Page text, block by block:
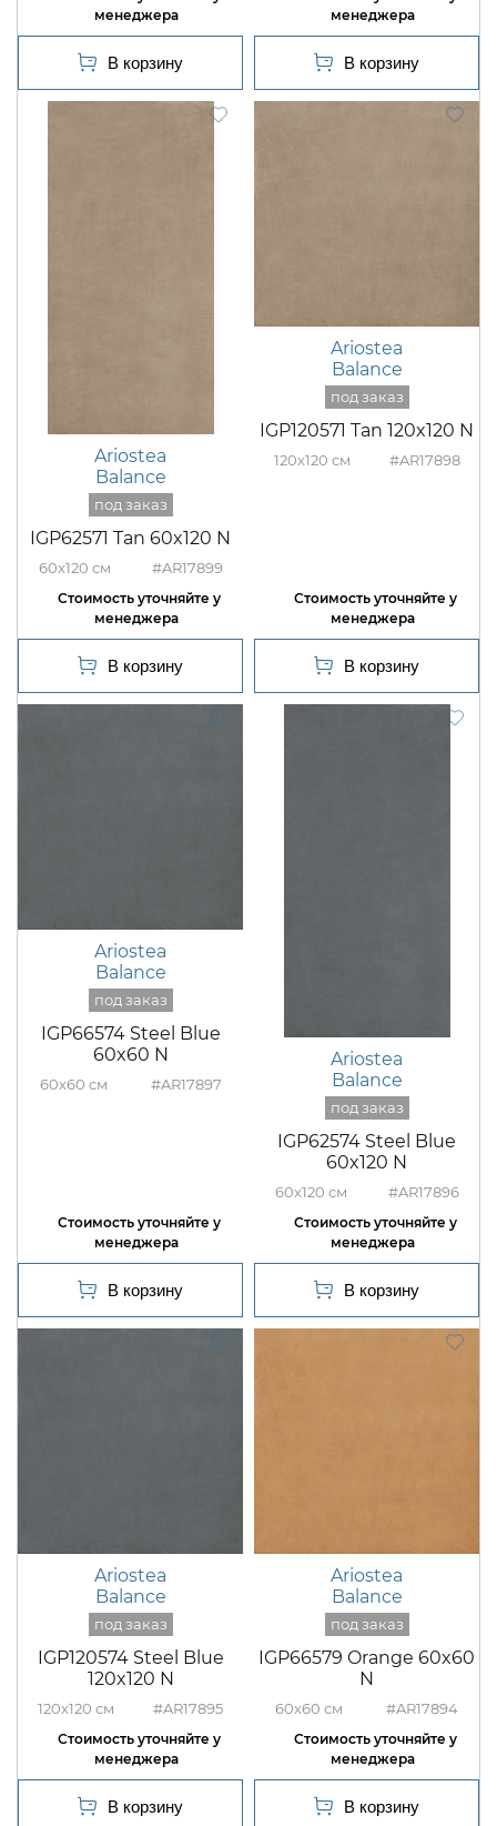
Ariostea
Balance
IGP62571 Tan 60x120 N
60x120 #AR17899
Ariostea
Balance
IGP120571 Tan 120x120 N
120x120 #AR17898
Ariostea
Balance
IGP66574 Steel Blue
60x60 N
60x60 #AR17897
Ariostea
Balance
IGP62574 Steel Blue
60x120 N
60x120 #AR17896
Ariostea
Balance
IGP120574 Steel Blue
120x120 N
120x120 #AR17895
Ariostea
Balance
IGP66579 Orange 60x60
N
60x60 #AR17894